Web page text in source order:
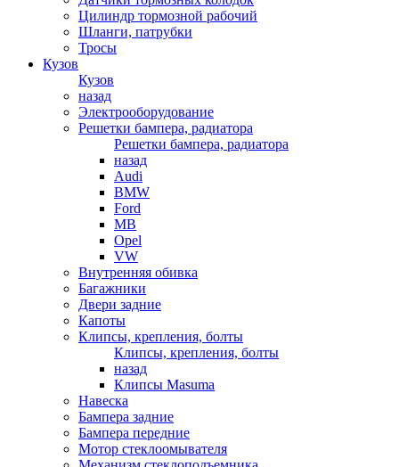
Цилиндр тормозной рабочий
Шланги, патрубки
Тросы
Кузов
Кузов
назад
Электрооборудование
Решетки бампера, радиатора
Решетки бампера, радиатора
назад
Audi
BMW
Ford
MB
Opel
VW
Внутренняя обивка
Багажники
Двери задние
Капоты
Клипсы, крепления, болты
Клипсы, крепления, болты
назад
Клипсы Masuma
Навеска
Бампера задние
Бампера передние
Мотор стеклоомывателя